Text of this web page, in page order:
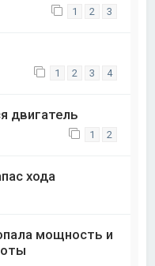
1 2 3
1 2 3 4
двигатель
1 2
хода
мощность и